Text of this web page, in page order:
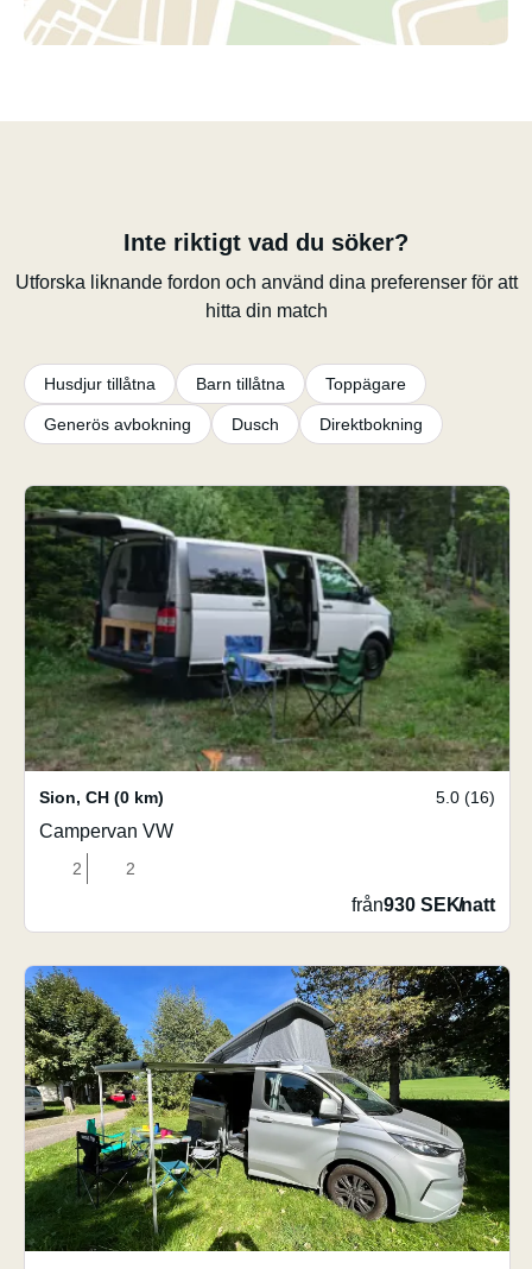
Inte riktigt vad du söker?
Utforska liknande fordon och använd dina preferenser för att
hitta din match
Husdjur tillåtna Barn tillåtna Toppägare
Generös avbokning Dusch Direktbokning
Sion, CH (0 km) 5.0 (16)
Campervan VW
2 2
från930 SEK/natt